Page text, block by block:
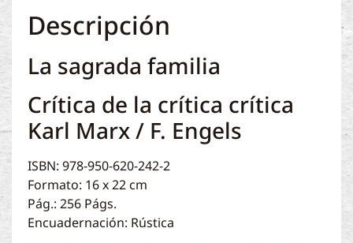
Descripción
La sagrada familia
Crítica de la crítica crítica
Karl Marx / F. Engels
ISBN: 978-950-620-242-2
Formato: 16 x 22 cm
Pág.: 256 Págs.
Encuadernación: Rústica